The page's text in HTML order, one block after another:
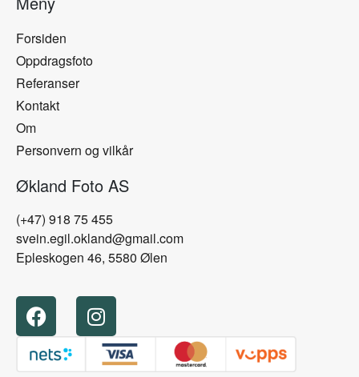
Forsiden
Oppdragsfoto
Referanser
Kontakt
Om
Personvern og vilkår
Økland Foto AS
(+47) 918 75 455
svein.egil.okland@gmail.com
Epleskogen 46, 5580 Ølen